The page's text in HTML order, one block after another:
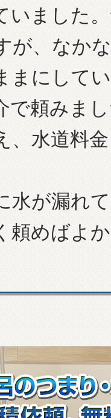
いました
が、なか
まにして
で頼みま
、水道料
水が漏れ
頼めばよ